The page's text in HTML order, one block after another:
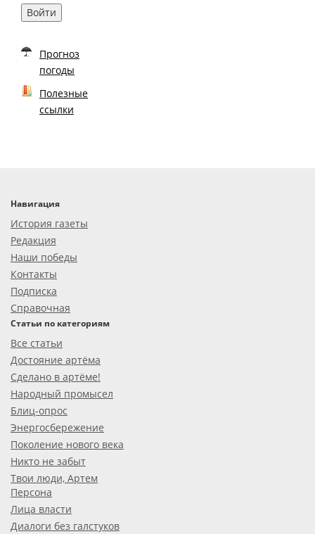
Войти
Прогноз
погоды
Полезные
ссылки
Навигация
История газеты
Редакция
Наши победы
Контакты
Подписка
Справочная
Статьи по категориям
Все статьи
Достояние артёма
Сделано в артёме!
Народный промысел
Блиц-опрос
Энергосбережение
Поколение нового века
Никто не забыт
Твои люди, Артем
Персона
Лица власти
Диалоги без галстуков